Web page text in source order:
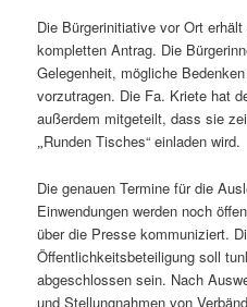
Die Bürgerinitiative vor Ort
kompletten Antrag. Die
Gelegenheit, mögliche
vorzutragen. Die Fa. Kriete hat
außerdem mitgeteilt, dass sie
Runden Tisches“ einladen wird.
Die genauen Termine für die
Einwendungen werden noch
über die Presse kommuniziert.
Öffentlichkeitsbeteiligung soll
abgeschlossen sein. Nach
und Stellungnahmen von